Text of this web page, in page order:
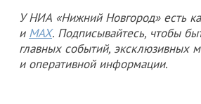
У НИА «Нижний Новгород» есть
и MAX. Подписывайтесь, чтобы
главных событий, эксклюзивных
и оперативной информации.